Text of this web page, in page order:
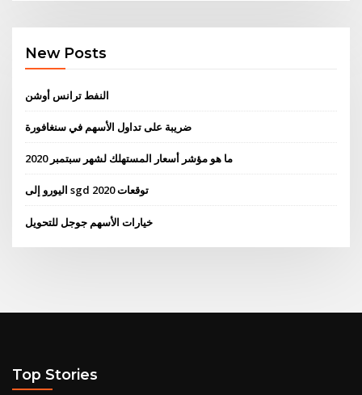
New Posts
النفط ترانس أوشن
ضريبة على تداول الأسهم في سنغافورة
ما هو مؤشر أسعار المستهلك لشهر سبتمبر 2020
اليورو إلى sgd توقعات 2020
خيارات الأسهم جوجل للتحويل
Top Stories